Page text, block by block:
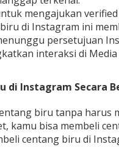
mengajukan verified
di Instagram ini
persetujuan
interaksi di Media
di Instagram Secara
biru tanpa harus
kamu bisa membeli
centang biru di